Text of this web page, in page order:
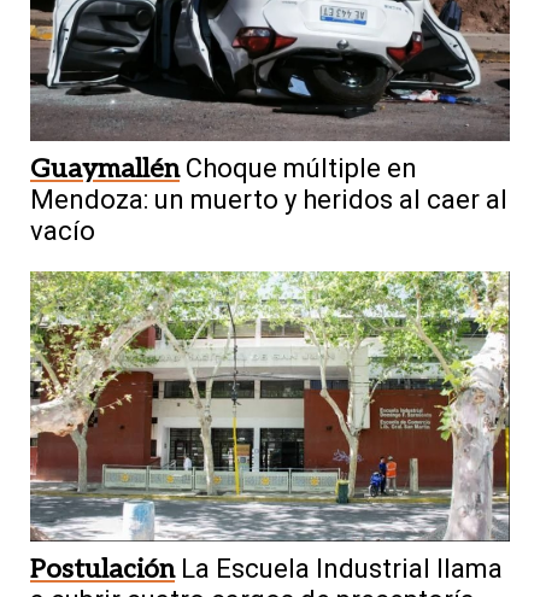
Guaymallén Choque múltiple en
Mendoza: un muerto y heridos al caer al
vacío
Postulación La Escuela Industrial llama